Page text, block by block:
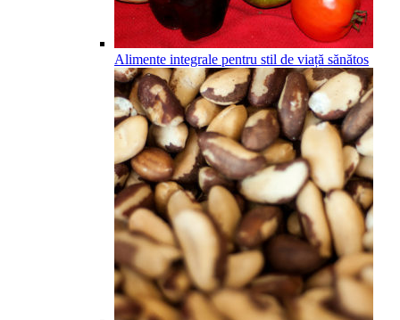
Alimente integrale pentru stil de viață sănătos